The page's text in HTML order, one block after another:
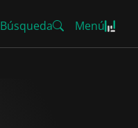
Búsqueda Menú